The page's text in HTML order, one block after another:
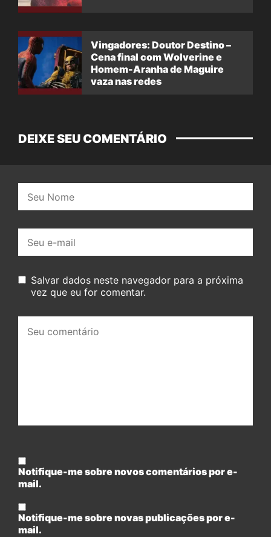
Vingadores: Doutor Destino –
Cena final com Wolverine e
Homem-Aranha de Maguire
vaza nas redes
DEIXE SEU COMENTÁRIO
mail:
Salvar dados neste navegador para a próxima
vez que eu for comentar.
comentário:
Notifique-me sobre novos comentários por e-
mail.
Notifique-me sobre novas publicações por e-
mail.